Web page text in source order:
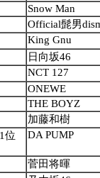
Snow Man
Official髭男
King Gnu
日向坂46
NCT 127
ONEWE
THE BOYZ
加藤和樹
位
DA PUMP
菅田将暉